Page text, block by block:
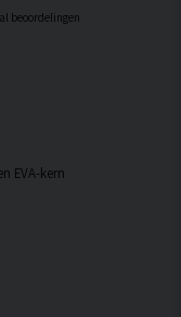
beoordelingen